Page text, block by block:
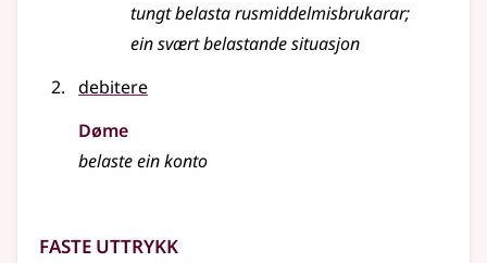
tungt belasta rusmiddelmisbrukarar;
ein svært belastande situasjon
debitere
Døme
belaste ein konto
Faste uttrykk